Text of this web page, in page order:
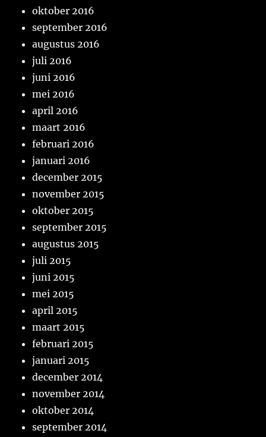
oktober 2016
september 2016
augustus 2016
juli 2016
juni 2016
mei 2016
april 2016
maart 2016
februari 2016
januari 2016
december 2015
november 2015
oktober 2015
september 2015
augustus 2015
juli 2015
juni 2015
mei 2015
april 2015
maart 2015
februari 2015
januari 2015
december 2014
november 2014
oktober 2014
september 2014